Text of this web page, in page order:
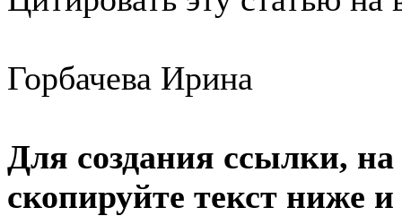
Горбачева Ирина
Для создания ссылки,
скопируйте текст ниже